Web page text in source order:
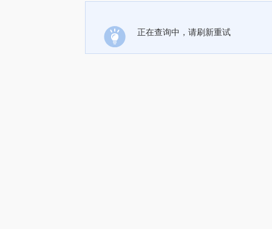
正在查询中，请刷新重试